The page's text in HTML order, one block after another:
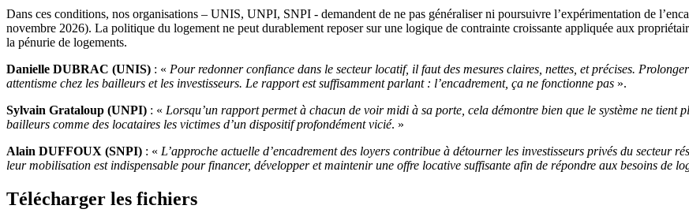
Dans ces conditions, nos organisations – UNIS, UNPI, SNPI - demandent de ne pas généraliser ni poursuivre l’expérimentation de
novembre 2026). La politique du logement ne peut durablement reposer sur une logique de contrainte croissante appliquée aux
la pénurie de logements.
Danielle DUBRAC (UNIS) : « Pour redonner confiance dans le secteur locatif, il faut des mesures claires, nettes, et précises.
attentisme chez les bailleurs et les investisseurs. Le rapport est suffisamment parlant : l’encadrement, ça ne fonctionne pas ».
Sylvain Grataloup (UNPI) : « Lorsqu’un rapport permet à chacun de voir midi à sa porte, cela démontre bien que le système ne tient
bailleurs comme des locataires les victimes d’un dispositif profondément vicié. »
Alain DUFFOUX (SNPI) : « L’approche actuelle d’encadrement des loyers contribue à détourner les investisseurs privés du secteur
leur mobilisation est indispensable pour financer, développer et maintenir une offre locative suffisante afin de répondre aux besoins de
Télécharger les fichiers